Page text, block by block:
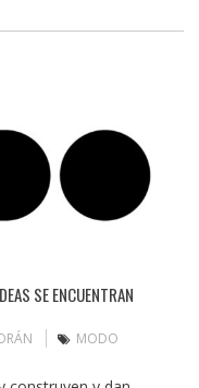
SE ENCUENTRAN
MODO